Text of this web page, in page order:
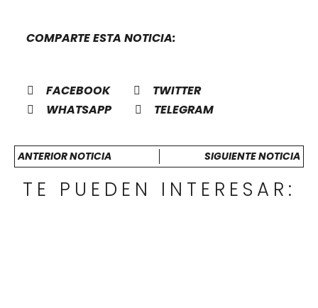
COMPARTE ESTA NOTICIA:
FACEBOOK
TWITTER
WHATSAPP
TELEGRAM
ANTERIOR NOTICIA SIGUIENTE NOTICIA
TE PUEDEN INTERESAR: